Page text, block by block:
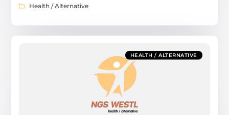
Health / Alternative
HEALTH / ALTERNATIVE